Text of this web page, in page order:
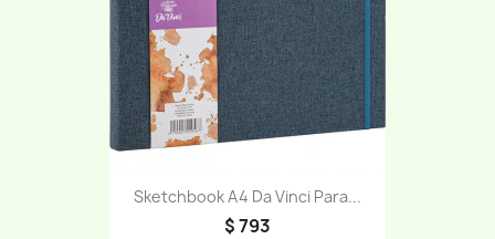
Sketchbook A4 Da Vinci Para...
$ 793